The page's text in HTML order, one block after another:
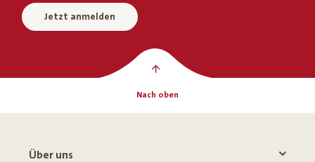
Jetzt anmelden
Nach oben
Über uns